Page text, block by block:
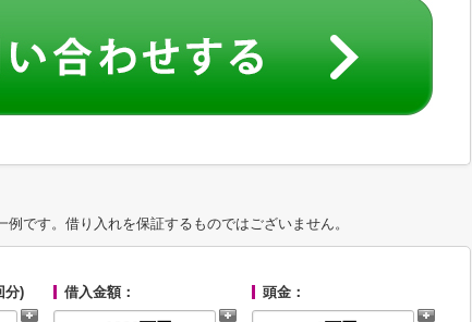
です。借り入れを保証するものではございません。
分) 借入金額： 頭金：